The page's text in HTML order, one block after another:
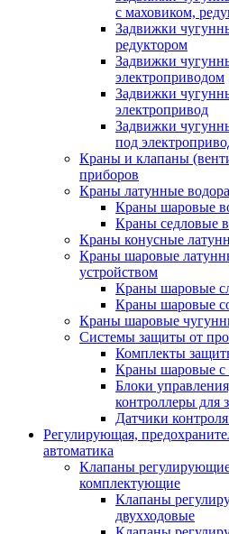
с маховиком,
Задвижки
редуктором
Задвижки
электроприводом
Задвижки
электропривод
Задвижки
под
Краны и клапаны
приборов
Краны латунные
Краны шаровые
Краны седловые
Краны конусные
Краны шаровые
устройством
Краны шаровые
Краны шаровые
Краны шаровые
Системы защиты от
Комплекты
Краны шаровые с
Блоки
контроллеры для
Датчики
Регулирующая,
автоматика
Клапаны
комплектующие
Клапаны
двухходовые